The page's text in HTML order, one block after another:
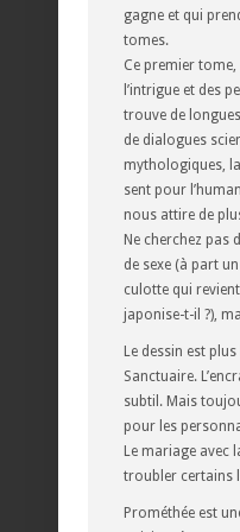
gagne et qui
tomes.
Ce premier tome,
l’intrigue et des
trouve de
de dialogues
mythologiques,
sent pour
nous attire de
Ne cherchez pas
de sexe (à part
culotte qui
japonise-t-il ?),
Le dessin est
Sanctuaire.
subtil. Mais
pour les
Le mariage avec
troubler certains
Prométhée est